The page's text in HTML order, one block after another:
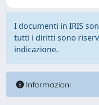
I documenti in IRIS
tutti i diritti sono
indicazione.
Informazioni